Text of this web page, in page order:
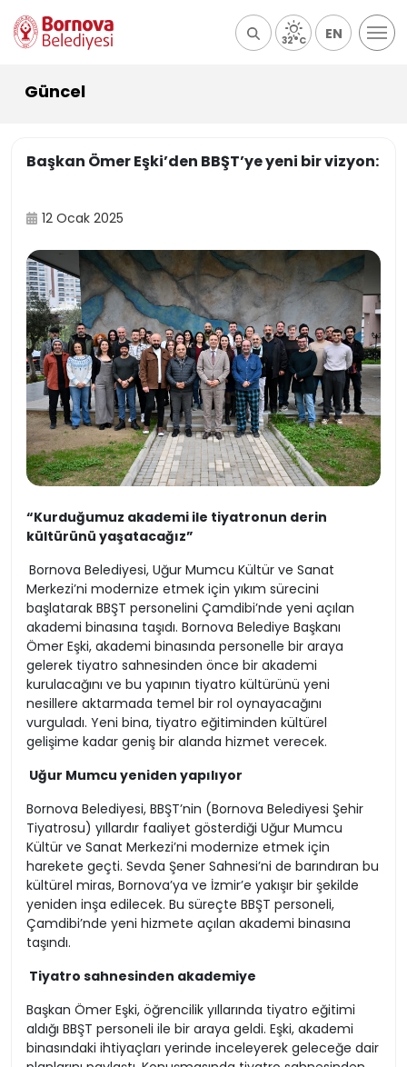
32°C EN
Güncel
Başkan Ömer Eşki’den BBŞT’ye yeni bir vizyon:
12 Ocak 2025
“Kurduğumuz akademi ile tiyatronun derin
kültürünü yaşatacağız”
Bornova Belediyesi, Uğur Mumcu Kültür ve Sanat
Merkezi’ni modernize etmek için yıkım sürecini
başlatarak BBŞT personelini Çamdibi’nde yeni açılan
akademi binasına taşıdı. Bornova Belediye Başkanı
Ömer Eşki, akademi binasında personelle bir araya
gelerek tiyatro sahnesinden önce bir akademi
kurulacağını ve bu yapının tiyatro kültürünü yeni
nesillere aktarmada temel bir rol oynayacağını
vurguladı. Yeni bina, tiyatro eğitiminden kültürel
gelişime kadar geniş bir alanda hizmet verecek.
Uğur Mumcu yeniden yapılıyor
Bornova Belediyesi, BBŞT’nin (Bornova Belediyesi Şehir
Tiyatrosu) yıllardır faaliyet gösterdiği Uğur Mumcu
Kültür ve Sanat Merkezi’ni modernize etmek için
harekete geçti. Sevda Şener Sahnesi’ni de barındıran bu
kültürel miras, Bornova’ya ve İzmir’e yakışır bir şekilde
yeniden inşa edilecek. Bu süreçte BBŞT personeli,
Çamdibi’nde yeni hizmete açılan akademi binasına
taşındı.
Tiyatro sahnesinden akademiye
Başkan Ömer Eşki, öğrencilik yıllarında tiyatro eğitimi
aldığı BBŞT personeli ile bir araya geldi. Eşki, akademi
binasındaki ihtiyaçları yerinde inceleyerek geleceğe dair